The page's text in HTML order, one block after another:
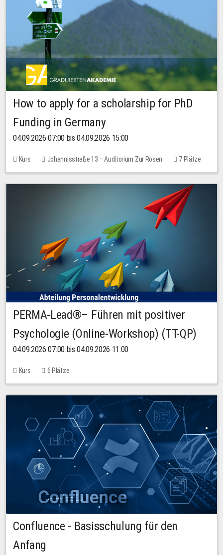
How to apply for a scholarship for PhD
Funding in Germany
04.09.2026 07:00 bis 04.09.2026 15:00
Kurs Johannisstraße 13 – Auditorium Zur Rosen
7 Plätze
10,00 EUR
PERMA-Lead®– Führen mit positiver
Psychologie (Online-Workshop) (TT-QP)
04.09.2026 07:00 bis 04.09.2026 11:00
Kurs 6 Plätze
Confluence - Basisschulung für den
Anfang